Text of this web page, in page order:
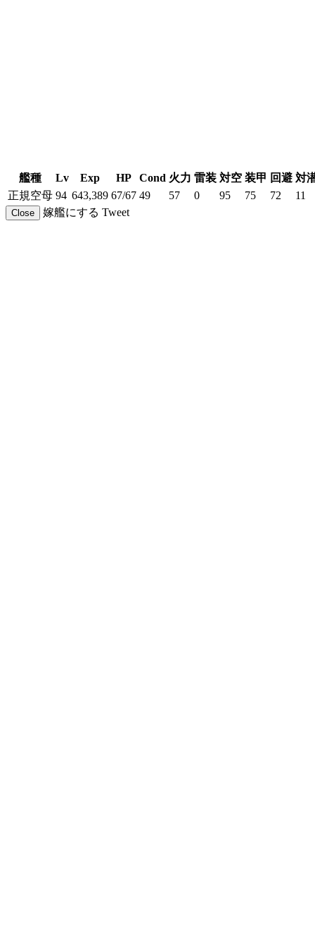
艦種 Lv Exp HP Cond 火力 雷装 対空 装甲 回避 対
正規空母 94 643,389 67/67 49 57 0 95 75 72 11
Close 嫁艦にする Tweet